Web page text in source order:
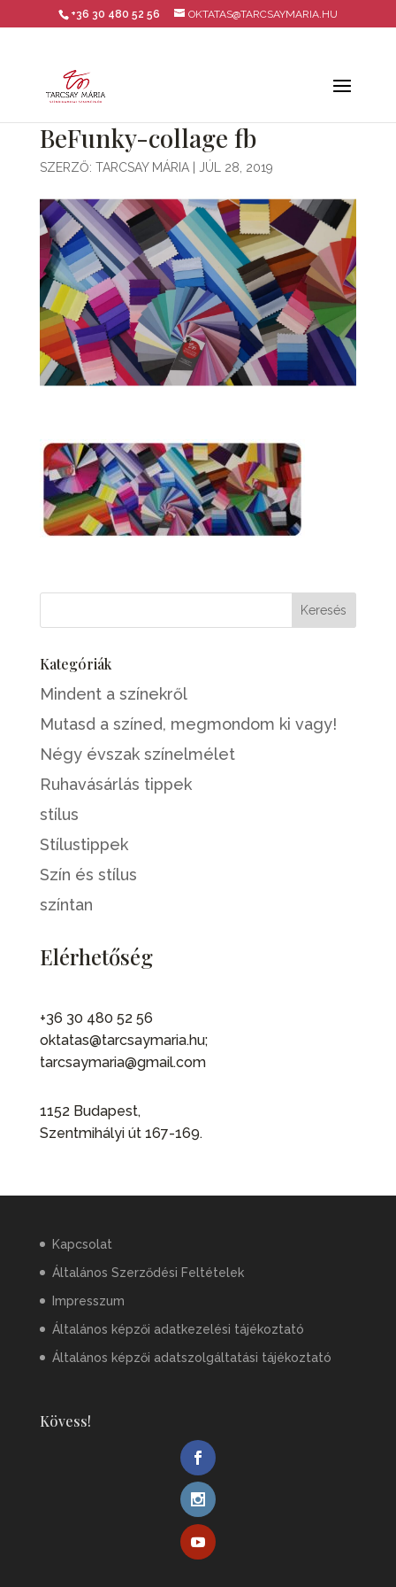
+36 30 480 52 56 OKTATAS@TARCSAYMARIA.HU
BeFunky-collage fb
SZERZŐ: TARCSAY MÁRIA| JÚL 28, 2019
Kategóriák
Mindent a színekről
Mutasd a színed, megmondom ki vagy!
Négy évszak színelmélet
Ruhavásárlás tippek
stílus
Stílustippek
Szín és stílus
színtan
Elérhetőség
+36 30 480 52 56
oktatas@tarcsaymaria.hu;
tarcsaymaria@gmail.com
1152 Budapest,
Szentmihályi út 167-169.
Kapcsolat
Általános Szerződési Feltételek
Impresszum
Általános képzői adatkezelési tájékoztató
Általános képzői adatszolgáltatási tájékoztató
Kövess!